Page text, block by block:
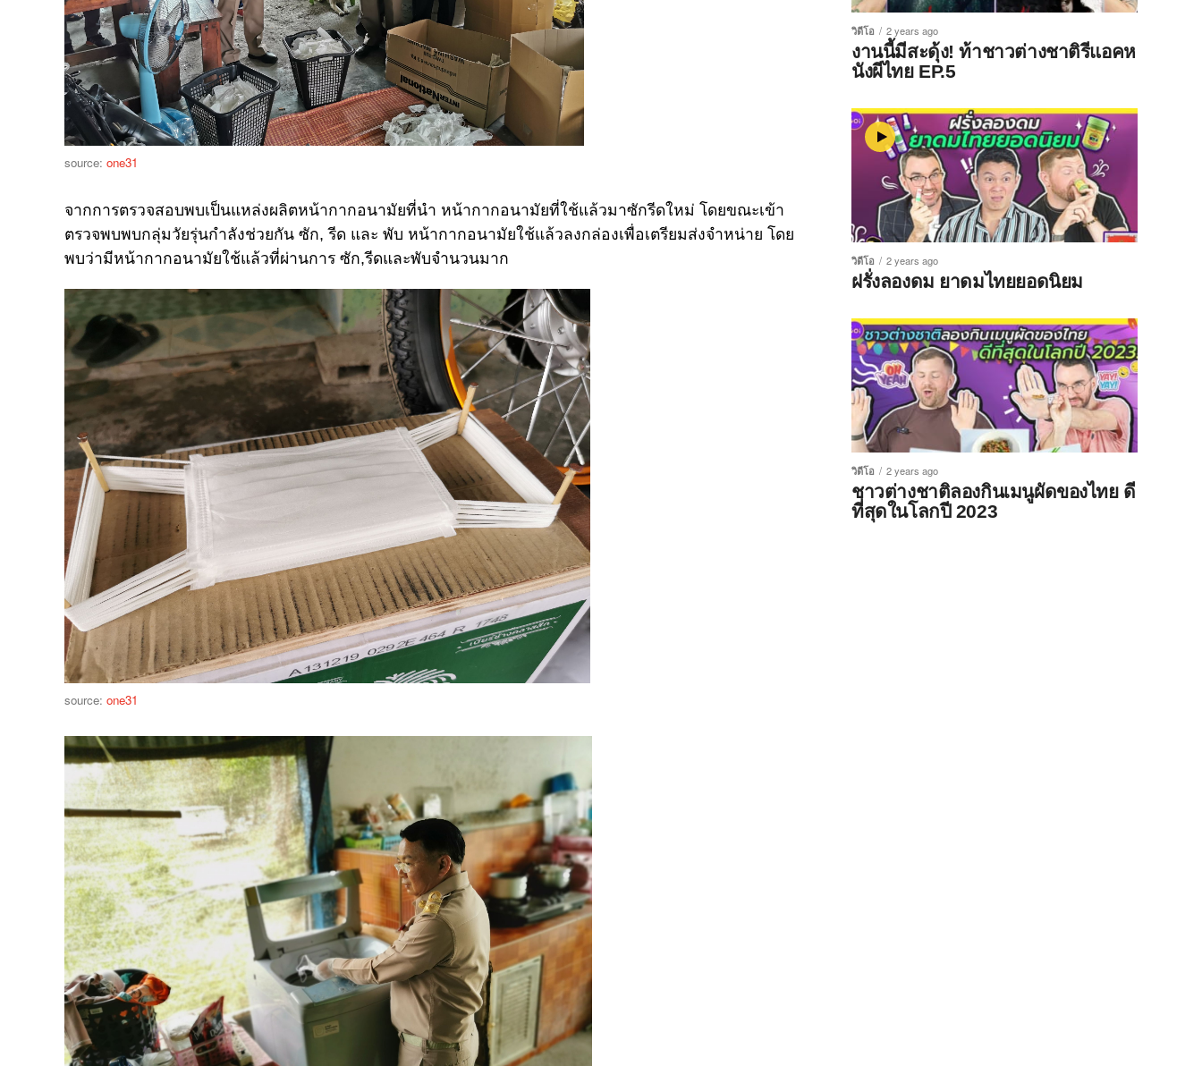
source: one31
จากการตรวจสอบพบเป็นแหล่งผลิตหน้ากากอนามัยที่นำ หน้ากากอนามัยที่ใช้แล้วมาซักรีดใหม่ โดยขณะเข้า
ตรวจพบพบกลุ่มวัยรุ่นกำลังช่วยกัน ซัก, รีด และ พับ หน้ากากอนามัยใช้แล้วลงกล่องเพื่อเตรียมส่งจำหน่าย โดย
พบว่ามีหน้ากากอนามัยใช้แล้วที่ผ่านการ ซัก,รีดและพับจำนวนมาก
source: one31
วิดีโอ 2 years ago
งานนี้มีสะดุ้ง! ท้าชาวต่างชาติรีแอคห
นังผีไทย EP.5
วิดีโอ 2 years ago
ฝรั่งลองดม ยาดมไทยยอดนิยม
วิดีโอ 2 years ago
ชาวต่างชาติลองกินเมนูผัดของไทย ดี
ที่สุดในโลกปี 2023